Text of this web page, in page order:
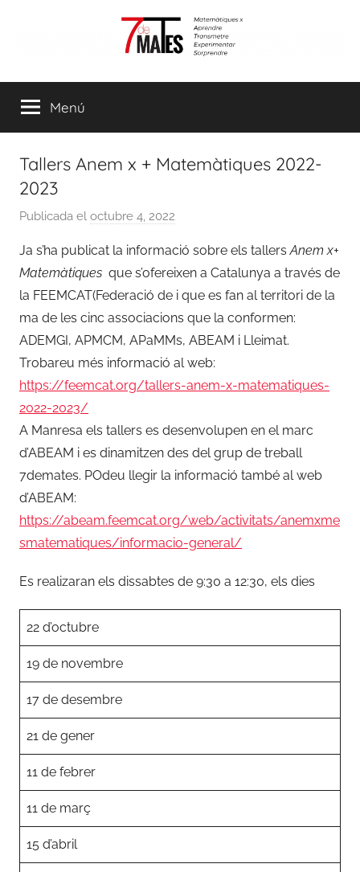
7demates
aprendre,
transmetre,
sorprendre
Menú
Tallers Anem x + Matemàtiques 2022-
2023
Publicada el octubre 4, 2022
r
m
o
n
t
s
e
r
t
l
s
a
Ja s’ha publicat la informació sobre els tallersAnem x+
Matemàtiques que s’ofereixen a Catalunya a través de
la FEEMCAT(Federació de i que es fan al territori de la
ma de les cinc associacions que la conformen:
ADEMGI, APMCM, APaMMs, ABEAM i Lleimat.
Trobareu més informació al web:
https://feemcat.org/tallers-anem-x-matematiques-
2022-2023/
A Manresa els tallers es desenvolupen en el marc
d’ABEAM i es dinamitzen des del grup de treball
7demates. POdeu llegir la informació també al web
d’ABEAM:
https://abeam.feemcat.org/web/activitats/anemxme
smatematiques/informacio-general/
Es realizaran els dissabtes de 9:30 a 12:30, els dies
22 d’octubre
19 de novembre
17 de desembre
21 de gener
11 de febrer
11 de març
15 d’abril